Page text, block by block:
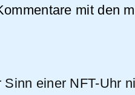
mit den
einer NFT-Uhr